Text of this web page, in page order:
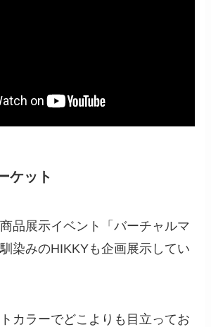
ケット
品展示イベント「バーチャルマ
染みのHIKKYも企画展示してい
カラーでどこよりも目立ってお